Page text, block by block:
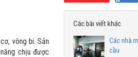
vòng bi. Sản
chịu được
Các bài viết khác
Các nhà
cầu